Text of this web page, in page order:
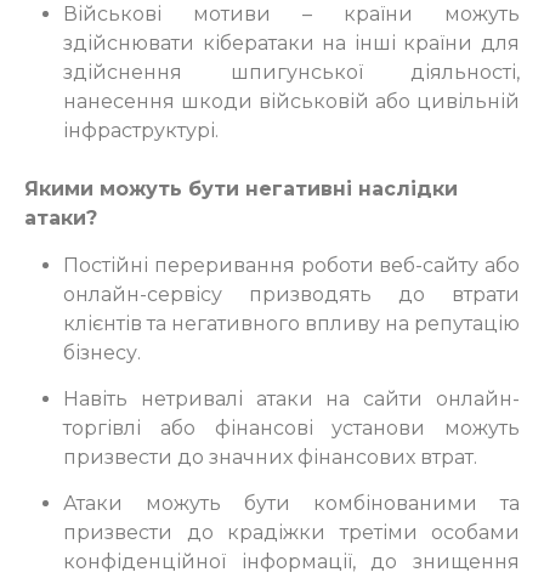
Військові мотиви – країни можуть
здійснювати кібератаки на інші країни для
здійснення шпигунської діяльності,
нанесення шкоди військовій або цивільній
інфраструктурі.
Якими можуть бути негативні наслідки
атаки?
Постійні переривання роботи веб-сайту або
онлайн-сервісу призводять до втрати
клієнтів та негативного впливу на репутацію
бізнесу.
Навіть нетривалі атаки на сайти онлайн-
торгівлі або фінансові установи можуть
призвести до значних фінансових втрат.
Атаки можуть бути комбінованими та
призвести до крадіжки третіми особами
конфіденційної інформації, до знищення